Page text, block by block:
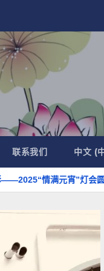
联系我们 中文 (
元宵”灯会圆满举办